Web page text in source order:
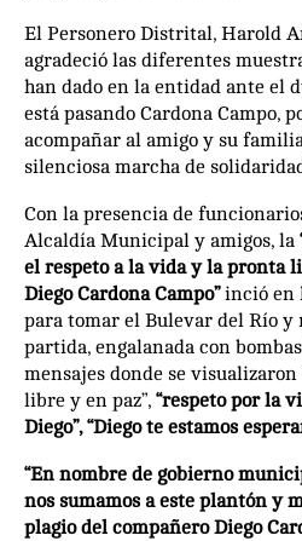
El Personero Distrital, Harold
agradeció las diferentes
han dado en la entidad ante el
está pasando Cardona Campo,
acompañar al amigo y su
silenciosa marcha de
Con la presencia de
Alcaldía Municipal y amigos, la
el respeto a la vida y la pronta
Diego Cardona Campo”inció en
para tomar el Bulevar del Río
partida, engalanada con
mensajes donde se visualizaron
libre y en paz”, “respeto por la
Diego”, “Diego te estamos
“En nombre de gobierno
nos sumamos a este plantón y
plagio del compañero Diego